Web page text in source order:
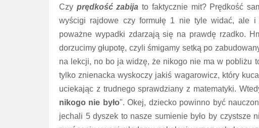
Czy prędkość zabija to faktycznie mit? Prędkość
wyścigi rajdowe czy formułę 1 nie tyle widać, ale
poważne wypadki zdarzają się na prawdę rzadko.
dorzucimy głupotę, czyli śmigamy setką po
na lekcji, no bo ja widzę, że nikogo nie ma w pobliżu
tylko znienacka wyskoczy jakiś wagarowicz, który
uciekając z trudnego sprawdziany z matematyki.
nikogo nie było". Okej, dziecko powinno być
jechali 5 dyszek to nasze sumienie było by czystsze